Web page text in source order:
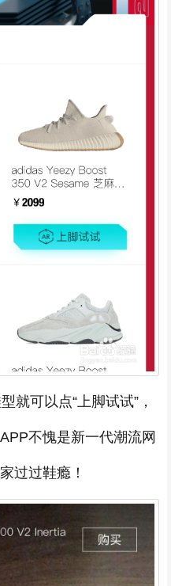
就可以点“上脚试试”，
不愧是新一代潮流网
过过鞋瘾！